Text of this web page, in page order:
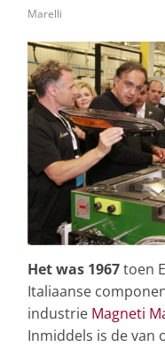
Marelli
Het was 1967toen
Italiaanse
industrie Magneti
Inmiddels is de van